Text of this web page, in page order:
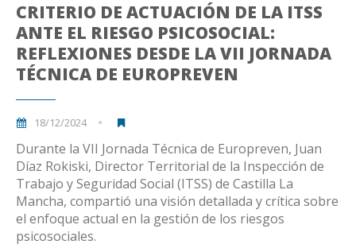
CRITERIO DE ACTUACIÓN DE LA ITSS
ANTE EL RIESGO PSICOSOCIAL:
REFLEXIONES DESDE LA VII JORNADA
TÉCNICA DE EUROPREVEN
18/12/2024
Durante la VII Jornada Técnica de Europreven, Juan
Díaz Rokiski, Director Territorial de la Inspección de
Trabajo y Seguridad Social (ITSS) de Castilla La
Mancha, compartió una visión detallada y crítica sobre
el enfoque actual en la gestión de los riesgos
psicosociales.